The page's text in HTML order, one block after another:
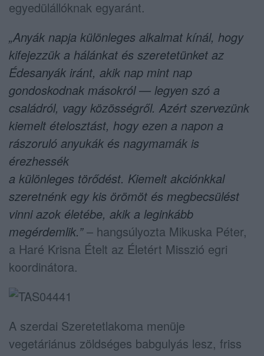
egyedülállóknak egyaránt.
„Anyák napja különleges alkalmat kínál, hogy
kifejezzük a hálánkat és szeretetünket az
Édesanyák iránt, akik nap mint nap
gondoskodnak másokról — legyen szó a
családról, vagy közösségről. Azért szervezünk
kiemelt ételosztást, hogy ezen a napon a
rászoruló anyukák és nagymamák is
érezhessék
a különleges törődést. Kiemelt akciónkkal
szeretnénk egy kis örömöt és megbecsülést
vinni azok életébe, akik a leginkább
megérdemlik.”– hangsúlyozta Mikuska Péter,
a Haré Krisna Ételt az Életért Misszió egri
koordinátora.
A szerdai Szeretetlakoma menüje
vegetáriánus zöldséges babgulyás lesz, friss